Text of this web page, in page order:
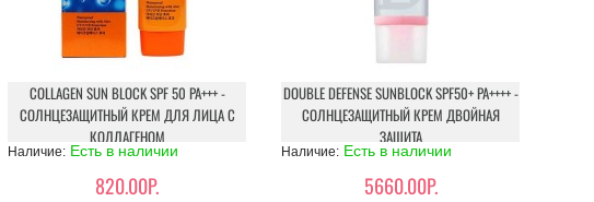
COLLAGEN SUN BLOCK SPF 50 PA+++ -
СОЛНЦЕЗАЩИТНЫЙ КРЕМ ДЛЯ ЛИЦА С
КОЛЛАГЕНОМ
Наличие: Есть в наличии
820.00Р.
DOUBLE DEFENSE SUNBLOCK SPF50+ PA++++ -
СОЛНЦЕЗАЩИТНЫЙ КРЕМ ДВОЙНАЯ
ЗАЩИТА
Наличие: Есть в наличии
5660.00Р.